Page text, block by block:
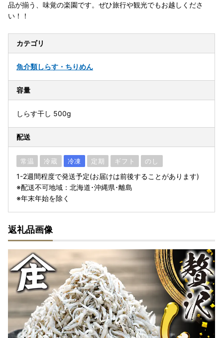
品が揃う、味覚の楽園です。ぜひ旅行や観光でもお越しくださ
い！！
カテゴリ
魚介類しらす・ちりめん
容量
しらす干し 500g
配送
常温 冷蔵 冷凍 定期 ギフト のし
1-2週間程度で発送予定(お届けは前後することがあります)
※配送不可地域：北海道･沖縄県･離島
※年末年始を除く
返礼品画像